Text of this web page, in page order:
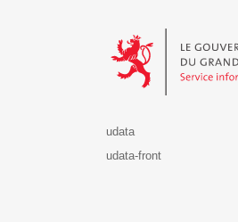
udata
udata-front